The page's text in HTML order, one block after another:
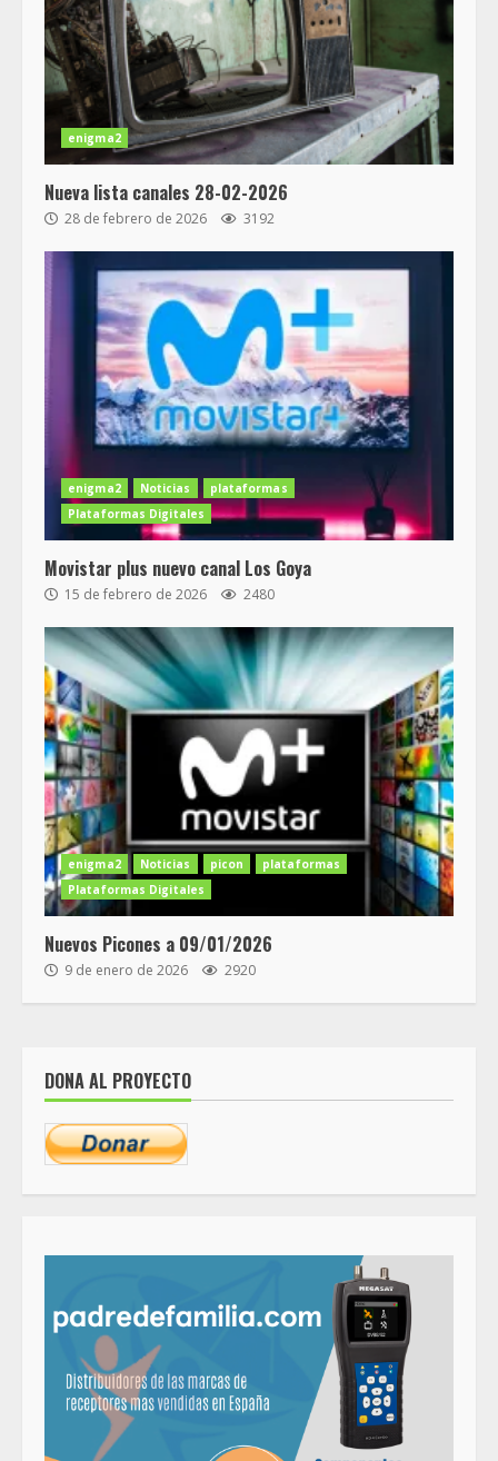
enigma2
Nueva lista canales 28-02-2026
28 de febrero de 2026 3192
enigma2 Noticias
plataformas
Plataformas Digitales
Movistar plus nuevo canal Los Goya
15 de febrero de 2026 2480
enigma2 Noticias picon
plataformas
Plataformas Digitales
Nuevos Picones a 09/01/2026
9 de enero de 2026 2920
DONA AL PROYECTO